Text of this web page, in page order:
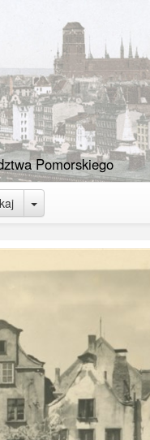
Pomorskiego
Toggle Dropdown